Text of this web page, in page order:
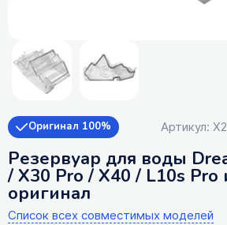
Оригинал 100% Артикул:
Резервуар для воды
/ X30 Pro / X40 / L10s Pro
оригинал
Список всех совместимых моделей